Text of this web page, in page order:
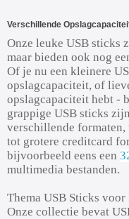
Verschillende
Onze leuke USB sticks
maar bieden ook nog
Of je nu een kleinere
opslagcapaciteit, of
opslagcapaciteit hebt -
grappige USB sticks
verschillende
tot grotere creditcard
bijvoorbeeld eens een
multimedia bestanden.
Thema USB Sticks
Onze collectie bevat